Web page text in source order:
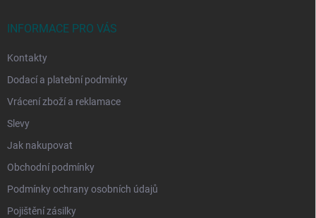
INFORMACE PRO VÁS
Kontakty
Dodací a platební podmínky
Vrácení zboží a reklamace
Slevy
Jak nakupovat
Obchodní podmínky
Podmínky ochrany osobních údajů
Pojištění zásilky